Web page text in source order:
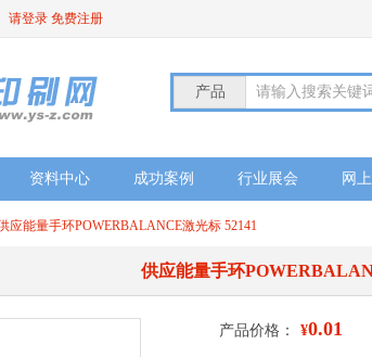
请登录 免费注册
产品 请输入搜索关键
资料中心 成功案例 行业展会 网
应能量手环POWERBALANCE激光标 52141
供应能量手环
产品价格： ¥0.01